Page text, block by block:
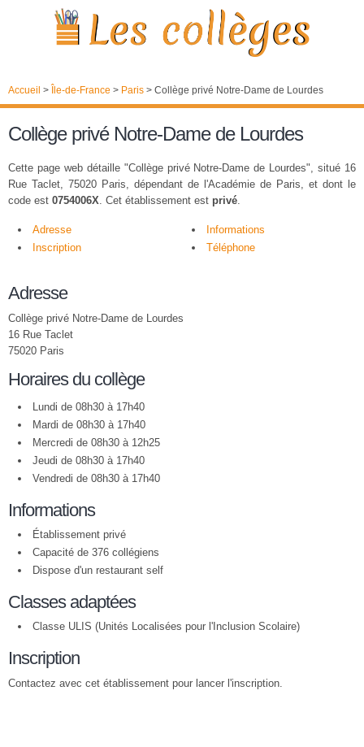
Accueil > Île-de-France > Paris > Collège privé Notre-Dame de Lourdes
Collège privé Notre-Dame de Lourdes
Cette page web détaille "Collège privé Notre-Dame de Lourdes", situé 16
Rue Taclet, 75020 Paris, dépendant de l'Académie de Paris, et dont le
code est 0754006X. Cet établissement est privé.
Adresse
Informations
Inscription
Téléphone
Adresse
Collège privé Notre-Dame de Lourdes
16 Rue Taclet
75020 Paris
Horaires du collège
Lundi de 08h30 à 17h40
Mardi de 08h30 à 17h40
Mercredi de 08h30 à 12h25
Jeudi de 08h30 à 17h40
Vendredi de 08h30 à 17h40
Informations
Établissement privé
Capacité de 376 collégiens
Dispose d'un restaurant self
Classes adaptées
Classe ULIS (Unités Localisées pour l'Inclusion Scolaire)
Inscription
Contactez avec cet établissement pour lancer l'inscription.